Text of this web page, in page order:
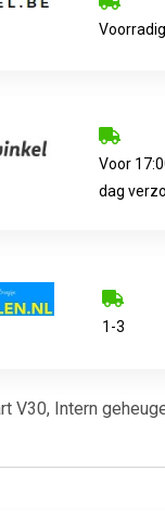
Voorradig.
Voor
dag
1-3
V30, Intern